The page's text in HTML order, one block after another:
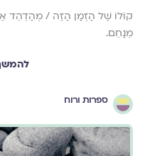
קוֹלוֹ שֶׁל הַזְּמַן הַזֶּה / מְהַדְהֵד
מְנַחֵם.
ספרות ורוח